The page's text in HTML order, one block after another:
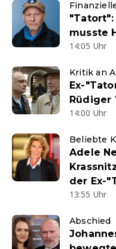
"Tatort":
musste
14:05 Uhr
Kritik an
Ex-
Rüdiger
14:00 Uhr
Beliebte
Adele
der Ex-
13:55 Uhr
Abschied